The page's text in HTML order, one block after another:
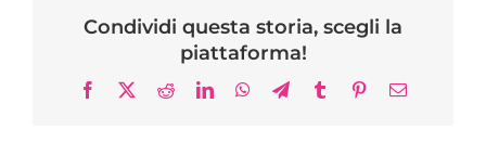
Condividi questa storia, scegli la
piattaforma!
Facebook RedditLinkedInWhatsApp
TelegramTumblr PinterestEmail